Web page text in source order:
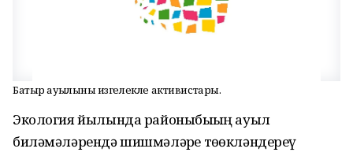
Батыр ауылының изгелекле активистары.
Экология йылында районыбыҙҙың ауыл
биләмәләрендә шишмәләрҙе төҙөкләндереү